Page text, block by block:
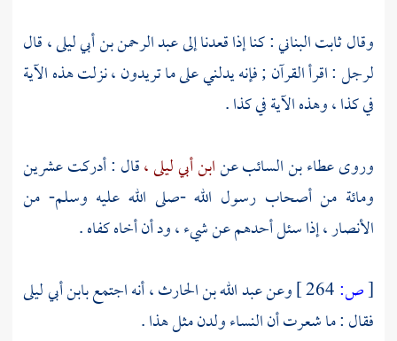
وقالثابت البناني: كنا إذا قعدنا إلىعبد الرحمن بن أبي ليلى، قال
لرجل : اقرأ القرآن ; فإنه يدلني على ما تريدون ، نزلت هذه الآية
في كذا ، وهذه الآية في كذا .
وروىعطاء بن السائبعنابن أبي ليلى ،قال : أدركت عشرين
ومائة من أصحاب رسول الله -صلى الله عليه وسلم- من
الأنصار، إذا سئل أحدهم عن شيء ، ود أن أخاه كفاه .
[ص: وعنعبد الله بن الحارث، أنه اجتمعبابن أبي ليلى
فقال : ما شعرت أن النساء ولدن مثل هذا .